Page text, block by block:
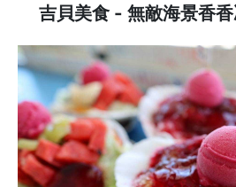
吉貝美食 - 無敵海景香